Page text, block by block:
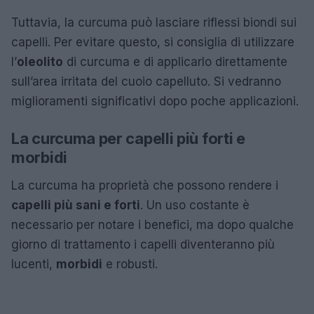
Tuttavia, la curcuma può lasciare riflessi biondi sui
capelli. Per evitare questo, si consiglia di utilizzare
l’oleolito di curcuma e di applicarlo direttamente
sull’area irritata del cuoio capelluto. Si vedranno
miglioramenti significativi dopo poche applicazioni.
La curcuma per capelli più forti e
morbidi
La curcuma ha proprietà che possono rendere i
capelli più sani e forti. Un uso costante è
necessario per notare i benefici, ma dopo qualche
giorno di trattamento i capelli diventeranno più
lucenti, morbidi e robusti.